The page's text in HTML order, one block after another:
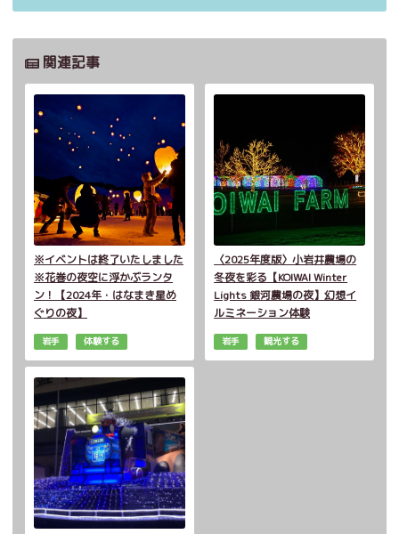
関連記事
※イベントは終了いたしました
※花巻の夜空に浮かぶランタ
ン！【2024年・はなまき星め
ぐりの夜】
岩手 体験する
〈2025年度版〉小岩井農場の
冬夜を彩る【KOIWAI Winter
Lights 銀河農場の夜】幻想イ
ルミネーション体験
岩手 観光する